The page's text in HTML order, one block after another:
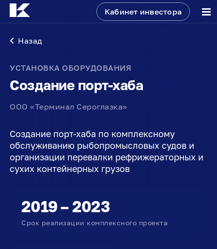
Кабинет инвестора
Назад
УСТАНОВКА ОБОРУДОВАНИЯ
Создание порт-хаба
ООО «Терминал Сероглазка»
Создание порт-хаба по комплексному
обслуживанию рыбопромысловых судов и
организации перевалки рефрижераторных и
сухих контейнерных грузов
2019 – 2023
Срок реализации комплексного проекта